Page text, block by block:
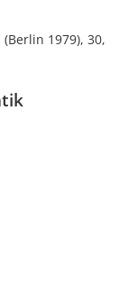
1979), 30,